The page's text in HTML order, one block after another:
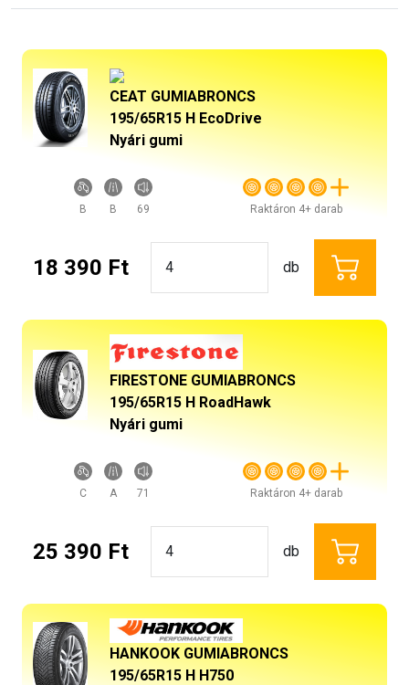
CEAT GUMIABRONCS
195/65R15 H EcoDrive
Nyári gumi
B B 69 Raktáron 4+ darab
18 390 Ft db
FIRESTONE GUMIABRONCS
195/65R15 H RoadHawk
Nyári gumi
C A 71 Raktáron 4+ darab
25 390 Ft db
HANKOOK GUMIABRONCS
195/65R15 H H750